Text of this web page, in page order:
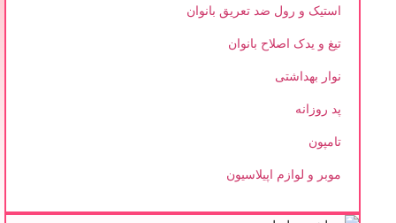
استیک و رول ضد تعریق بانوان
تیغ و یدک اصلاح بانوان
نوار بهداشتی
پد روزانه
تامپون
موبر و لوازم اپیلاسیون